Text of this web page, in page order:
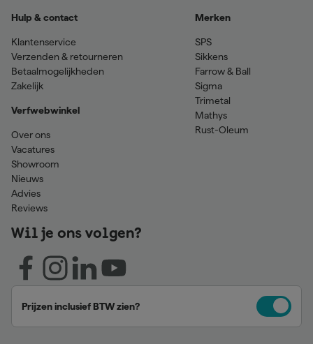
Hulp & contact
Klantenservice
Verzenden & retourneren
Betaalmogelijkheden
Zakelijk
Verfwebwinkel
Over ons
Vacatures
Showroom
Nieuws
Advies
Reviews
Merken
SPS
Sikkens
Farrow & Ball
Sigma
Trimetal
Mathys
Rust-Oleum
Wil je ons volgen?
Prijzen inclusief BTW zien?